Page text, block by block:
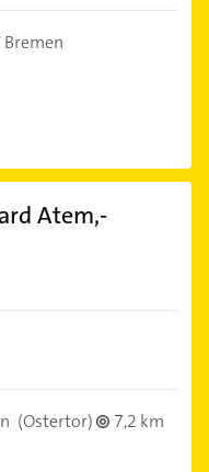
Atem,-
(Ostertor)
7,2 km